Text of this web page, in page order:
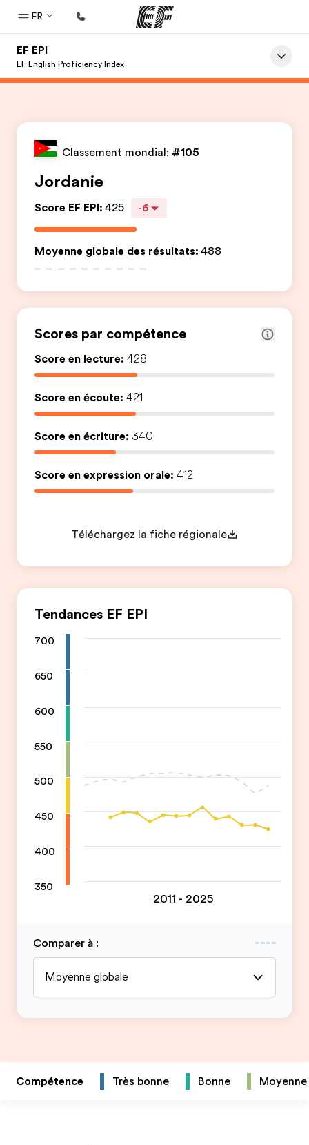
FR
Accueil
Trouver un bureau
A propos de nous
EF recrute
Rejoignez nos équipes
EF EPI
EF English Proficiency Index
Classement mondial: #105
Jordanie
Score EF EPI: 425 -6
Moyenne globale des résultats: 488
Scores par compétence
Score en lecture: 428
Score en écoute: 421
Score en écriture: 340
Score en expression orale: 412
Téléchargez la fiche régionale
Tendances EF EPI
700
650
600
550
500
450
400
350
2011 - 2025
Comparer à :
Moyenne globale
Compétence Très bonne Bonne Moyenne